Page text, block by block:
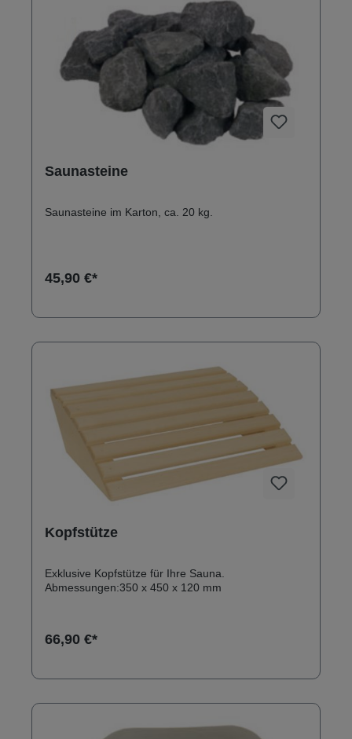
Saunasteine
Saunasteine im Karton, ca. 20 kg.
45,90 €*
Kopfstütze
Exklusive Kopfstütze für Ihre Sauna.
Abmessungen:350 x 450 x 120 mm
66,90 €*